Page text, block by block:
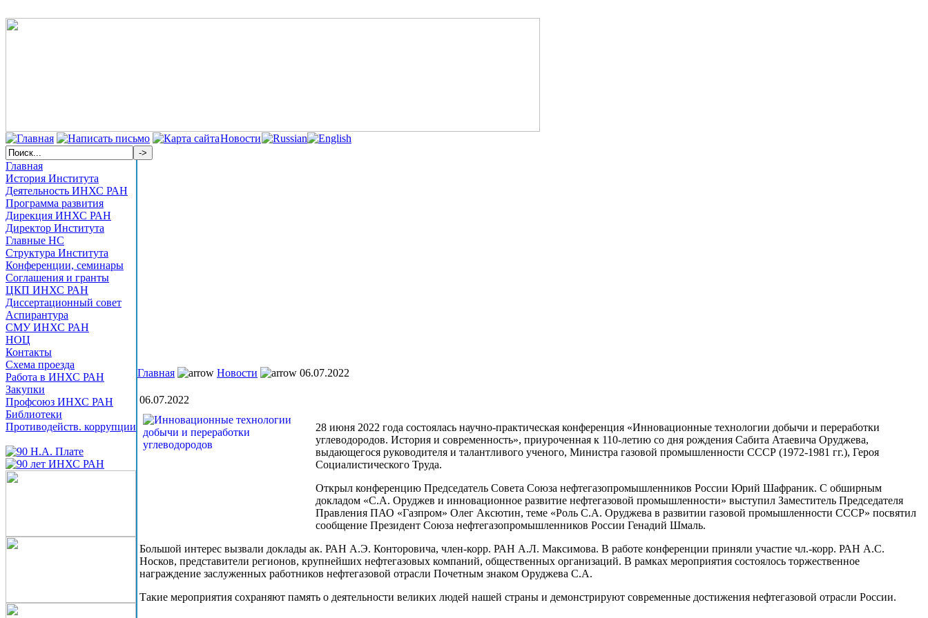
Новости
Главная
История Института
Деятельность ИНХС РАН
Программа развития
Дирекция ИНХС РАН
Директор Института
Главные НС
Структура Института
Конференции, семинары
Соглашения и гранты
ЦКП ИНХС РАН
Диссертационный совет
Аспирантура
СМУ ИНХС РАН
НОЦ
Контакты
Схема проезда
Работа в ИНХС РАН
Закупки
Профсоюз ИНХС РАН
Библиотеки
Противодейств. коррупции
Главная Новости 06.07.2022
06.07.2022
28 июня 2022 года состоялась научно-практическая конференция «Инновационные технологии добычи и переработки
углеводородов. История и современность», приуроченная к 110-летию со дня рождения Сабита Атаевича Оруджева,
выдающегося руководителя и талантливого ученого, Министра газовой промышленности СССР (1972-1981 гг.), Героя
Социалистического Труда.
Открыл конференцию Председатель Совета Союза нефтегазопромышленников России Юрий Шафраник. С обширным
докладом «С.А. Оруджев и инновационное развитие нефтегазовой промышленности» выступил Заместитель Председателя
Правления ПАО «Газпром» Олег Аксютин, теме «Роль С.А. Оруджева в развитии газовой промышленности СССР» посвятил
сообщение Президент Союза нефтегазопромышленников России Генадий Шмаль.
Большой интерес вызвали доклады ак. РАН А.Э. Конторовича, член-корр. РАН А.Л. Максимова. В работе конференции приняли участие чл.-корр. РАН А.С.
Носков, представители регионов, крупнейших нефтегазовых компаний, общественных организаций. В рамках мероприятия состоялось торжественное
награждение заслуженных работников нефтегазовой отрасли Почетным знаком Оруджева С.А.
Такие мероприятия сохраняют память о деятельности великих людей нашей страны и демонстрируют современные достижения нефтегазовой отрасли России.